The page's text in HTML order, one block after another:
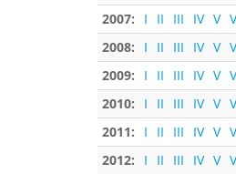
2007:
I II III IV V
2008:
I II III IV V
2009:
I II III IV V
2010:
I II III IV V
2011:
I II III IV V
2012:
I II III IV V